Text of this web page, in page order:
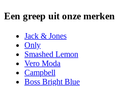
Een greep uit onze merken
Jack & Jones
Only
Smashed Lemon
Vero Moda
Campbell
Boss Bright Blue